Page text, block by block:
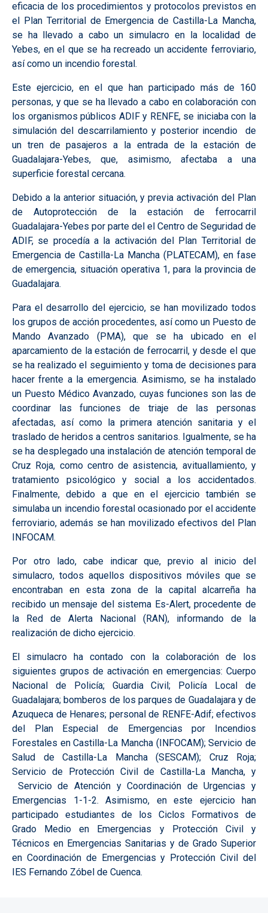
eficacia de los procedimientos y protocolos previstos en
el Plan Territorial de Emergencia de Castilla-La Mancha,
se ha llevado a cabo un simulacro en la localidad de
Yebes, en el que se ha recreado un accidente ferroviario,
así como un incendio forestal.
Este ejercicio, en el que han participado más de 160
personas, y que se ha llevado a cabo en colaboración con
los organismos públicos ADIF y RENFE, se iniciaba con la
simulación del descarrilamiento y posterior incendio
de
un tren de pasajeros a la entrada de la estación de
Guadalajara-Yebes, que, asimismo, afectaba a una
superficie forestal cercana.
Debido a la anterior situación, y previa activación del Plan
de Autoprotección de la estación de ferrocarril
Guadalajara-Yebes por parte del el Centro de Seguridad de
ADIF, se procedía a la activación del Plan Territorial de
Emergencia de Castilla-La Mancha (PLATECAM), en fase
de emergencia, situación operativa 1, para la provincia de
Guadalajara.
Para el desarrollo del ejercicio, se han movilizado todos
los grupos de acción procedentes, así como un Puesto de
Mando Avanzado (PMA), que se ha ubicado en el
aparcamiento de la estación de ferrocarril, y desde el que
se ha realizado el seguimiento y toma de decisiones para
hacer frente a la emergencia. Asimismo, se ha instalado
un Puesto Médico Avanzado, cuyas funciones son las de
coordinar las funciones de triaje de las personas
afectadas, así como la primera atención sanitaria y el
traslado de heridos a centros sanitarios. Igualmente, se ha
se ha desplegado una instalación de atención temporal de
Cruz Roja, como centro de asistencia, avituallamiento, y
tratamiento psicológico y social a los accidentados.
Finalmente, debido a que en el ejercicio también se
simulaba un incendio forestal ocasionado por el accidente
ferroviario, además se han movilizado efectivos del Plan
INFOCAM.
Por otro lado, cabe indicar que, previo al inicio del
simulacro, todos aquellos dispositivos móviles que se
encontraban en esta zona de la capital alcarreña ha
recibido un mensaje del sistema Es-Alert, procedente de
la Red de Alerta Nacional (RAN), informando de la
realización de dicho ejercicio.
El simulacro ha contado con la colaboración de los
siguientes grupos de activación en emergencias: Cuerpo
Nacional de Policía; Guardia Civil; Policía Local de
Guadalajara; bomberos de los parques de Guadalajara y de
Azuqueca de Henares; personal de RENFE-Adif; efectivos
del Plan Especial de Emergencias por Incendios
Forestales en Castilla-La Mancha (INFOCAM); Servicio de
Salud de Castilla-La Mancha (SESCAM); Cruz Roja;
Servicio de Protección Civil de Castilla-La Mancha, y
Servicio de Atención y Coordinación de Urgencias y
Emergencias 1-1-2. Asimismo, en este ejercicio han
participado estudiantes de los Ciclos Formativos de
Grado Medio en Emergencias y Protección Civil y
Técnicos en Emergencias Sanitarias y de Grado Superior
en Coordinación de Emergencias y Protección Civil del
IES Fernando Zóbel de Cuenca.